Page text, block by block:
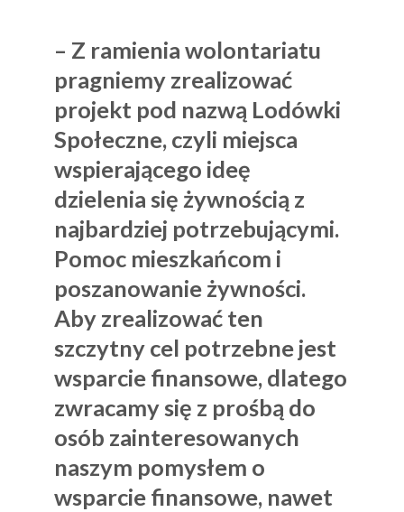
– Z ramienia wolontariatu
pragniemy zrealizować
projekt pod nazwą Lodówki
Społeczne, czyli miejsca
wspierającego ideę
dzielenia się żywnością z
najbardziej potrzebującymi.
Pomoc mieszkańcom i
poszanowanie żywności.
Aby zrealizować ten
szczytny cel potrzebne jest
wsparcie finansowe, dlatego
zwracamy się z prośbą do
osób zainteresowanych
naszym pomysłem o
wsparcie finansowe, nawet